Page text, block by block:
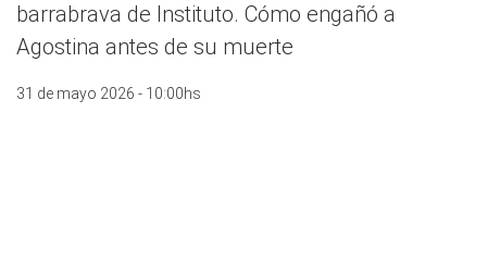
barrabrava de Instituto. Cómo engañó a
Agostina antes de su muerte
31 de mayo 2026 - 10:00hs